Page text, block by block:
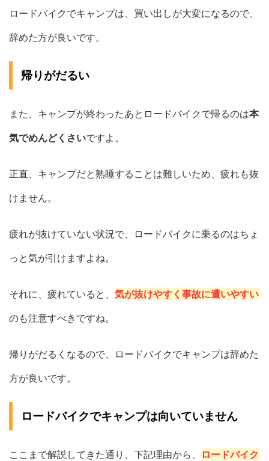
ロードバイクでキャンプは、買い出しが大変になるので、
辞めた方が良いです。
帰りがだるい
また、キャンプが終わったあとロードバイクで帰るのは本
気でめんどくさいですよ。
正直、キャンプだと熟睡することは難しいため、疲れも抜
けません。
疲れが抜けていない状況で、ロードバイクに乗るのはちょ
っと気が引けますよね。
それに、疲れていると、 気が抜けやすく事故に遭いやすい
のも注意すべきですね。
帰りがだるくなるので、ロードバイクでキャンプは辞めた
方が良いです。
ロードバイクでキャンプは向いていません
ここまで解説してきた通り、下記理由から、
ロードバイク